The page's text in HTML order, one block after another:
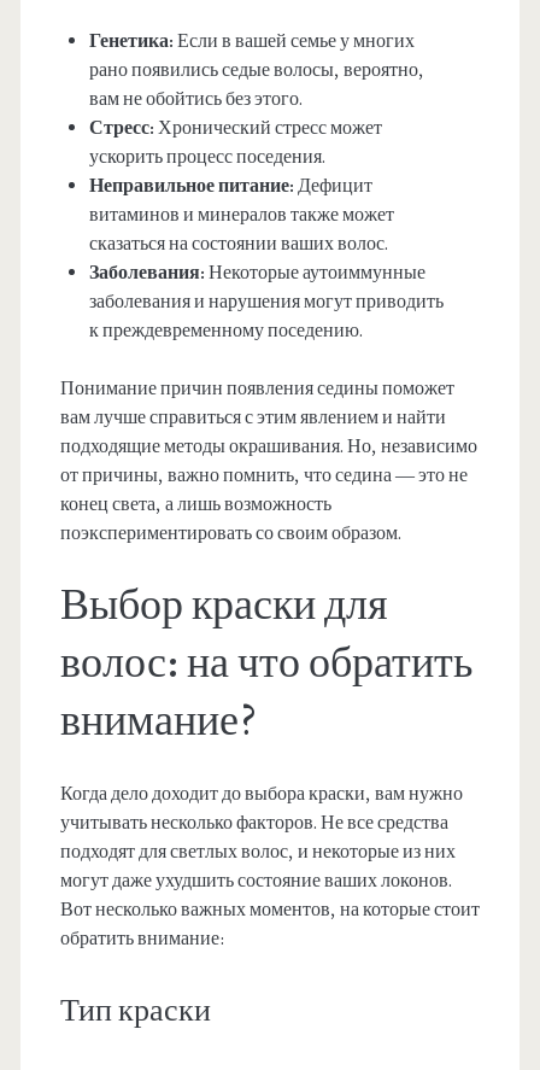
Генетика: Если в вашей семье у многих
рано появились седые волосы, вероятно,
вам не обойтись без этого.
Стресс: Хронический стресс может
ускорить процесс поседения.
Неправильное питание: Дефицит
витаминов и минералов также может
сказаться на состоянии ваших волос.
Заболевания: Некоторые аутоиммунные
заболевания и нарушения могут приводить
к преждевременному поседению.
Понимание причин появления седины поможет
вам лучше справиться с этим явлением и найти
подходящие методы окрашивания. Но, независимо
от причины, важно помнить, что седина — это не
конец света, а лишь возможность
поэкспериментировать со своим образом.
Выбор краски для
волос: на что обратить
внимание?
Когда дело доходит до выбора краски, вам нужно
учитывать несколько факторов. Не все средства
подходят для светлых волос, и некоторые из них
могут даже ухудшить состояние ваших локонов.
Вот несколько важных моментов, на которые стоит
обратить внимание:
Тип краски